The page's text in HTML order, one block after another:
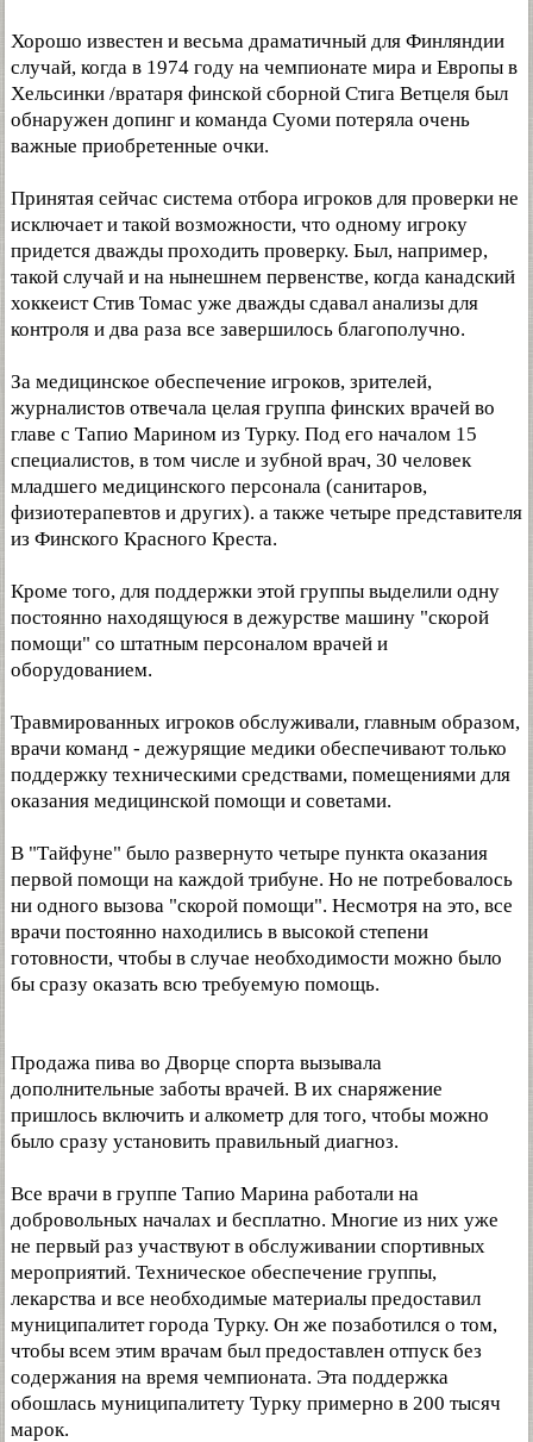
Хорошо известен и весьма драматичный для Финляндии
случай, когда в 1974 году на чемпионате мира и Европы в
Хельсинки /вратаря финской сборной Стига Ветцеля был
обнаружен допинг и команда Суоми потеряла очень
важные приобретенные очки.
Принятая сейчас система отбора игроков для проверки не
исключает и такой возможности, что одному игроку
придется дважды проходить проверку. Был, например,
такой случай и на нынешнем первенстве, когда канадский
хоккеист Стив Томас уже дважды сдавал анализы для
контроля и два раза все завершилось благополучно.
За медицинское обеспечение игроков, зрителей,
журналистов отвечала целая группа финских врачей во
главе с Тапио Марином из Турку. Под его началом 15
специалистов, в том числе и зубной врач, 30 человек
младшего медицинского персонала (санитаров,
физиотерапевтов и других). а также четыре представителя
из Финского Красного Креста.
Кроме того, для поддержки этой группы выделили одну
постоянно находящуюся в дежурстве машину "скорой
помощи" со штатным персоналом врачей и
оборудованием.
Травмированных игроков обслуживали, главным образом,
врачи команд - дежурящие медики обеспечивают только
поддержку техническими средствами, помещениями для
оказания медицинской помощи и советами.
В "Тайфуне" было развернуто четыре пункта оказания
первой помощи на каждой трибуне. Но не потребовалось
ни одного вызова "скорой помощи". Несмотря на это, все
врачи постоянно находились в высокой степени
готовности, чтобы в случае необходимости можно было
бы сразу оказать всю требуемую помощь.
Продажа пива во Дворце спорта вызывала
дополнительные заботы врачей. В их снаряжение
пришлось включить и алкометр для того, чтобы можно
было сразу установить правильный диагноз.
Все врачи в группе Тапио Марина работали на
добровольных началах и бесплатно. Многие из них уже
не первый раз участвуют в обслуживании спортивных
мероприятий. Техническое обеспечение группы,
лекарства и все необходимые материалы предоставил
муниципалитет города Турку. Он же позаботился о том,
чтобы всем этим врачам был предоставлен отпуск без
содержания на время чемпионата. Эта поддержка
обошлась муниципалитету Турку примерно в 200 тысяч
марок.